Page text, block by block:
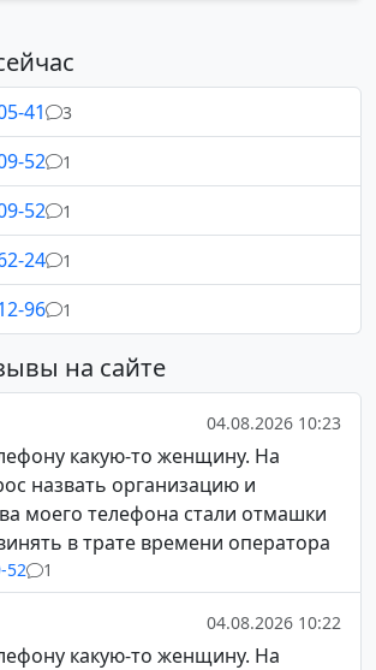
41 3
52 1
52 1
24 1
96 1
на сайте
04.08.2026 10:23
какую-то женщину. На
назвать организацию и
моего телефона стали отмашки
в трате времени оператора
52 1
04.08.2026 10:22
какую-то женщину. На